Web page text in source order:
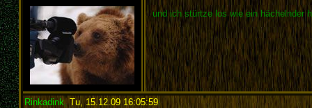
und ich stürtze los wie ein hächelnder
Rinkadink,Tu, 15.12.09 16:05:59: